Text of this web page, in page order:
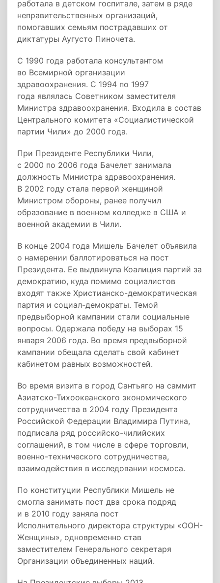
работала в детском госпитале, затем в ряде
неправительственных организаций,
помогавших семьям пострадавших от
диктатуры Аугусто Пиночета.
С 1990 года работала консультантом
во Всемирной организации
здравоохранения. С 1994 по 1997
года являлась Советником заместителя
Министра здравоохранения. Входила в состав
Центрального комитета «Социалистической
партии Чили» до 2000 года.
При Президенте Республики Чили,
с 2000 по 2006 года Бачелет занимала
должность Министра здравоохранения.
В 2002 году стала первой женщиной
Министром обороны, ранее получил
образование в военном колледже в США и
военной академии в Чили.
В конце 2004 года Мишель Бачелет объявила
о намерении баллотироваться на пост
Президента. Ее выдвинула Коалиция партий за
демократию, куда помимо социалистов
входят также Христианско-демократическая
партия и социал-демократы. Темой
предвыборной кампании стали социальные
вопросы. Одержала победу на выборах 15
января 2006 года. Во время предвыборной
кампании обещала сделать свой кабинет
кабинетом равных возможностей.
Во время визита в город Сантьяго на саммит
Азиатско-Тихоокеанского экономического
сотрудничества в 2004 году Президента
Российской Федерации Владимира Путина,
подписала ряд российско-чилийских
соглашений, в том числе в сфере торговли,
военно-технического сотрудничества,
взаимодействия в исследовании космоса.
По конституции Республики Мишель не
смогла занимать пост два срока подряд
и в 2010 году заняла пост
Исполнительного директора структуры «ООН-
Женщины», одновременно став
заместителем Генерального секретаря
Организации объединенных наций.